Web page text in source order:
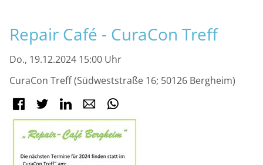
Repair Café - CuraCon Treff
Do., 19.12.2024 15:00 Uhr
CuraCon Treff (Südweststraße 16; 50126 Bergheim)
Facebook
Twitter LinkedInE-mail